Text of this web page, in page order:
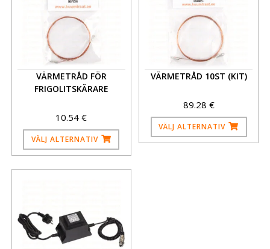
VÄRMETRÅD FÖR
FRIGOLIT­SKÄRARE
10.54€
VÄLJ ALTERNATIV
VÄRMETRÅD 10ST (KIT)
89.28 €
VÄLJ ALTERNATIV